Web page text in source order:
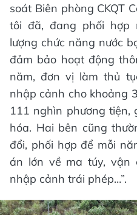
soát Biên phòng CKQT
tôi đã, đang phối hợp
lượng chức năng nước
đảm bảo hoạt động
năm, đơn vị làm thủ
nhập cảnh cho khoảng
111 nghìn phương
hóa. Hai bên cũng
đổi, phối hợp để mỗi
án lớn về ma túy, vận
nhập cảnh trái phép…”.